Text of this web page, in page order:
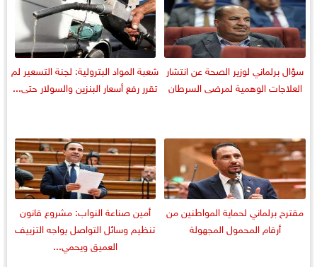
سؤال برلماني لوزير الصحة عن انتشار
العلاجات الوهمية لمرضى السرطان
شعبة المواد البترولية: لجنة التسعير لم
تقرر رفع أسعار البنزين والسولار حتى...
مقترح برلماني لحماية المواطنين من
أرقام المحمول المجهولة
أمين صناعة النواب: مشروع قانون
تنظيم وسائل التواصل يواجه التزييف
العميق ويحمي...